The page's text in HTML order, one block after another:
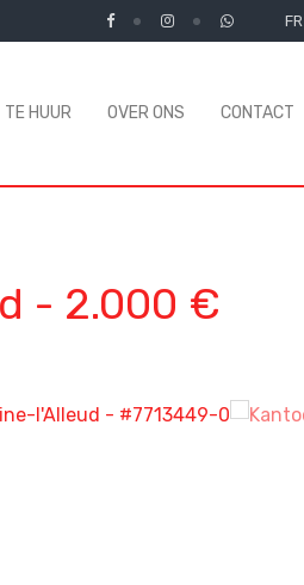
FR
TE HUUR OVER ONS CONTACT
- 2.000 €